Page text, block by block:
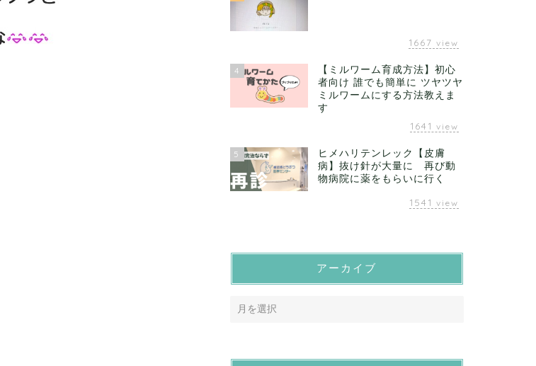
1667 view
4
【ミルワーム育成方法】初心
者向け 誰でも簡単に ツヤツヤ
ミルワームにする方法教えま
す
1641 view
5
ヒメハリテンレック【皮膚
病】抜け針が大量に 再び動
物病院に薬をもらいに行く
1541 view
アーカイブ